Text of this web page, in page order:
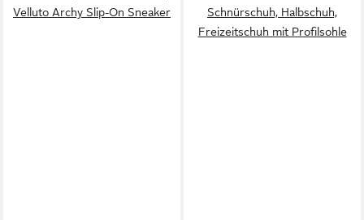
Velluto Archy Slip-On Sneaker
Schnürschuh, Halbschuh,
Freizeitschuh mit Profilsohle